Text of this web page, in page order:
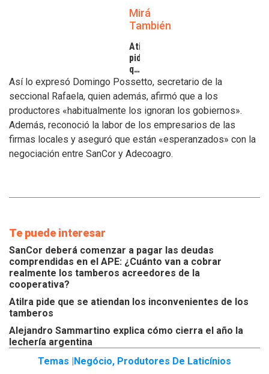
Mirá
También
Atilra
pide
que
se
atiendan
los
inconvenientes
de
los
tamberos
Así lo expresó Domingo Possetto, secretario de la
seccional Rafaela, quien además, afirmó que a los
productores «habitualmente los ignoran los gobiernos».
Además, reconoció la labor de los empresarios de las
firmas locales y aseguró que están «esperanzados» con la
negociación entre SanCor y Adecoagro.
Te puede interesar
SanCor deberá comenzar a pagar las deudas
comprendidas en el APE: ¿Cuánto van a cobrar
realmente los tamberos acreedores de la
cooperativa?
Atilra pide que se atiendan los inconvenientes de los
tamberos
Alejandro Sammartino explica cómo cierra el año la
lechería argentina
Temas |Negócio, Produtores De Laticínios